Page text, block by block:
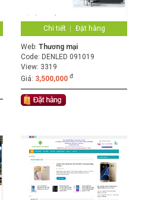
Chi tiết Đặt hàng
Web: Thương mại
Code: DENLED 091019
View: 3319
Giá: 3,500,000 đ